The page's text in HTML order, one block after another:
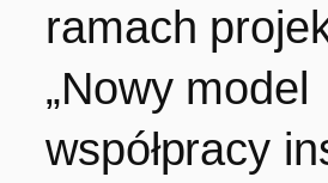
ramach
„Nowy model
współpracy